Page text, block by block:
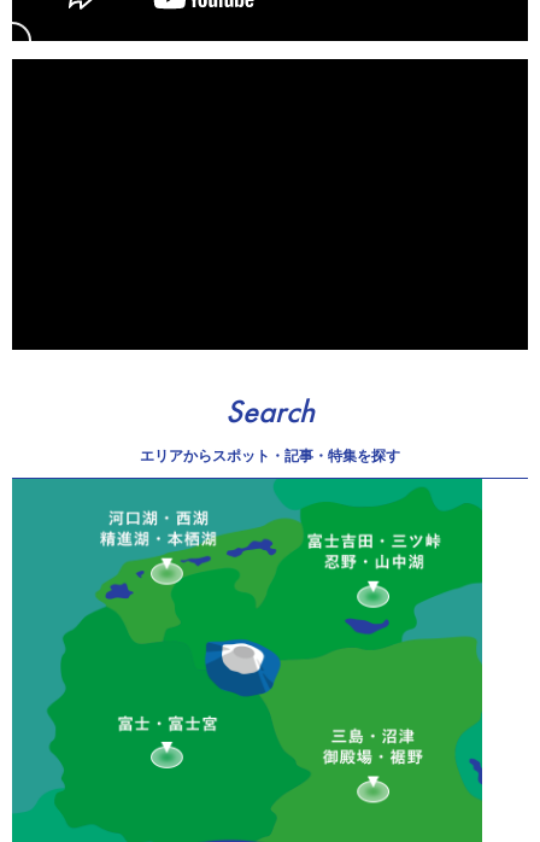
Search
エリアからスポット・記事・特集を探す